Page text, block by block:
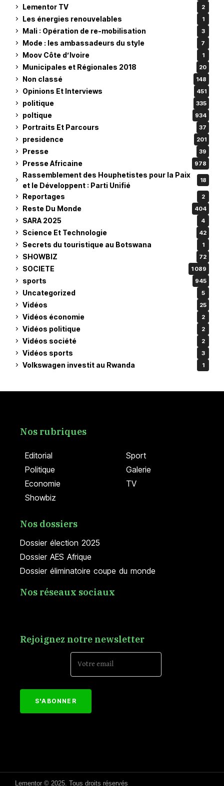
Lementor TV 2
Les énergies renouvelables 1
Mali : Opération de re-mobilisation 3
Mode : les ambassadeurs du style 7
Moov Côte d’Ivoire 1
Municipales et Régionales 2018 20
Non classé 148
Opinions Et Interviews 451
politique 335
poltique 934
Portraits Et Parcours 37
presidence 201
Presse 39
Presse Africaine 978
Rassemblement des Houphetistes pour la Paix
et le Développent : Parti Unifié
18
Reportages 2
Reste Du Monde 404
SARA 2025 4
Science Et Technologie 42
Secrets du touristique au Botswana 1
SHOWBIZ 72
SOCIETE 1 089
sports 945
Uncategorized 5
Vidéos 25
Vidéos économie 2
Vidéos politique 2
Vidéos société 2
Vidéos sports 3
Volkswagen investit au Rwanda 1
Editorial
Politique
Economie
Showbiz
Sport
Galerie
TV
Nos rubriques
Dossier élection 2025
Dossier AES Afrique
Dossier éliminatoire coupe du monde
Nos dossiers
Nos réseaux sociaux
Rejoignez notre newsletter
Lementor © 2025. Tous droits réservés